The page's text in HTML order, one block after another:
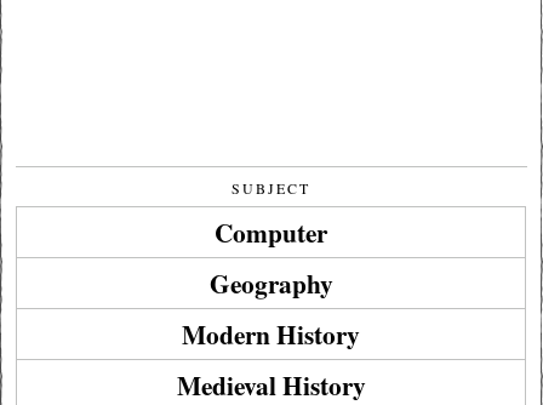
SUBJECT
Computer
Geography
Modern History
Medieval History